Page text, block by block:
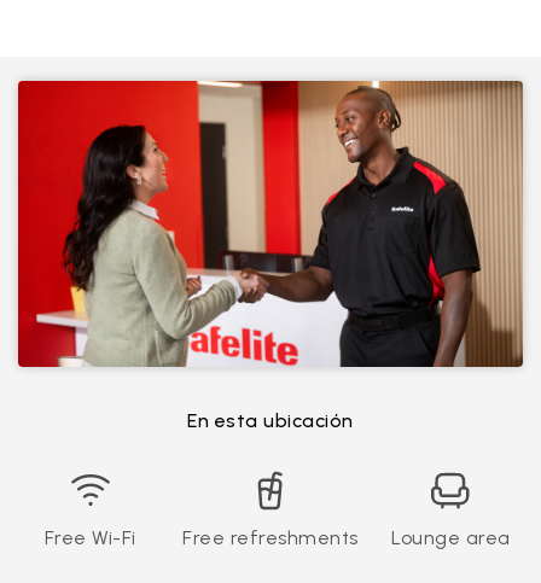
En esta ubicación
Free Wi-Fi Free refreshments Lounge area